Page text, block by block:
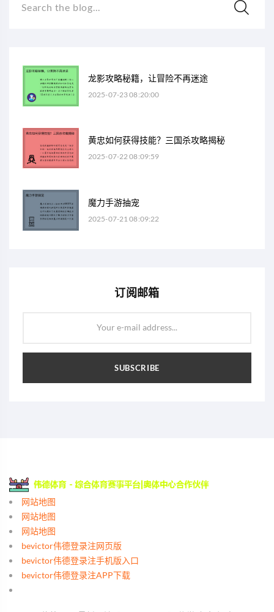
Search the blog...
龙影攻略秘籍，让冒险不再迷途
2025-07-23 08:20:00
黄忠如何获得技能？三国杀攻略揭秘
2025-07-22 08:09:59
魔力手游抽宠
2025-07-21 08:09:22
订阅邮箱
Your e-mail address...
SUBSCRIBE
网站地图
网站地图
网站地图
bevictor伟德登录注网页版
bevictor伟德登录注手机版入口
bevictor伟德登录注APP下载